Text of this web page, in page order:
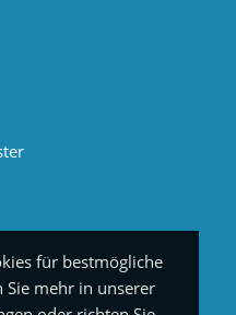
für bestmögliche
Sie mehr in unserer